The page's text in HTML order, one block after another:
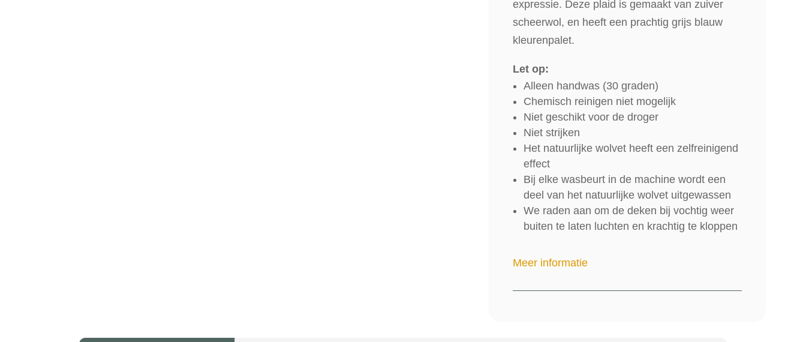
expressie. Deze plaid is gemaakt van zuiver
scheerwol, en heeft een prachtig grijs blauw
kleurenpalet.
Let op:
Alleen handwas (30 graden)
Chemisch reinigen niet mogelijk
Niet geschikt voor de droger
Niet strijken
Het natuurlijke wolvet heeft een zelfreinigend
effect
Bij elke wasbeurt in de machine wordt een
deel van het natuurlijke wolvet uitgewassen
We raden aan om de deken bij vochtig weer
buiten te laten luchten en krachtig te kloppen
Meer informatie